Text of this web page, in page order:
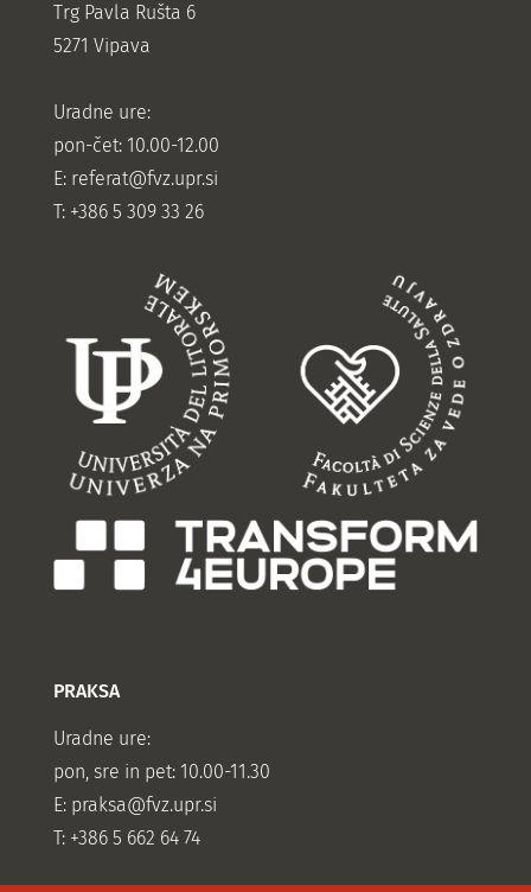
Trg Pavla Rušta 6
5271 Vipava
Uradne ure:
pon-čet: 10.00-12.00
E: referat@fvz.upr.si
T: +386 5 309 33 26
PRAKSA
Uradne ure:
pon, sre in pet: 10.00-11.30
E: praksa@fvz.upr.si
T: +386 5 662 64 74